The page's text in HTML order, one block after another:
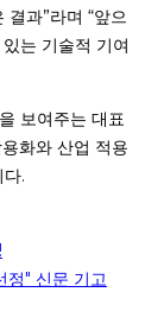
과”라며 “앞으
는 기술적 기여
보여주는 대표
화와 산업 적용
.
정" 신문 기고